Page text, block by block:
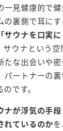
一見健康的で
の裏側で耳に
「サウナを口実に
サウナという
たな出会いや
パートナーの
です。
ナが浮気の手
れているのかを